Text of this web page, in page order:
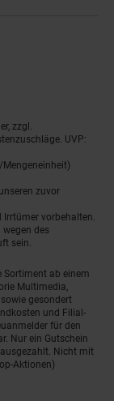
zzgl.
UVP:
zuvor
vorbehalten.
des
sein.
Sortiment ab einem
Multimedia,
gesondert
und Filial-
für den
Nur ein Gutschein
Nicht mit
Aktionen)